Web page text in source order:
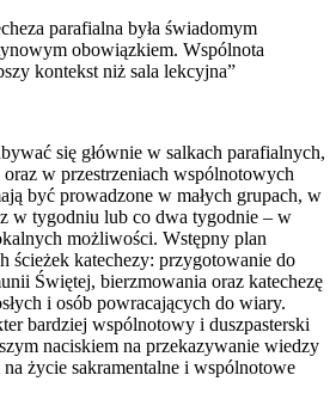
parafialna była świadomym
obowiązkiem. Wspólnota
kontekst niż sala lekcyjna”
się głównie w salkach parafialnych,
w przestrzeniach wspólnotowych
być prowadzone w małych grupach, w
w tygodniu lub co dwa tygodnie – w
możliwości. Wstępny plan
ścieżek katechezy: przygotowanie do
Świętej, bierzmowania oraz katechezę
i osób powracających do wiary.
bardziej wspólnotowy i duszpasterski
naciskiem na przekazywanie wiedzy
życie sakramentalne i wspólnotowe